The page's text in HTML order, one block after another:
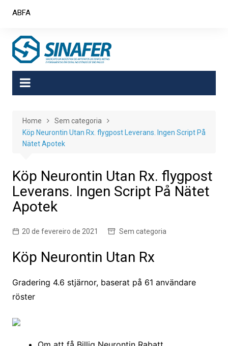
ABFA
Home
Sem categoria
Köp Neurontin Utan Rx. flygpost Leverans. Ingen Script På
Nätet Apotek
Köp Neurontin Utan Rx. flygpost
Leverans. Ingen Script På Nätet
Apotek
20 de fevereiro de 2021 Sem categoria
Köp Neurontin Utan Rx
Gradering 4.6 stjärnor, baserat på 61 användare
röster